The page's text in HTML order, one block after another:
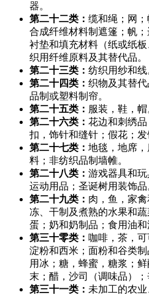
器。
第二十二类： 缆和绳；网
合成纤维材料制遮篷；帆
衬垫和填充材料（纸或纸
织用纤维原料及其替代品。
第二十三类： 纺织用纱和线
第二十四类： 织物及其替
品制或塑料制帘。
第二十五类： 服装，鞋，帽
第二十六类： 花边和刺绣
扣，饰针和缝针；假花；发
第二十七类： 地毯，地席
料；非纺织品制墙帷。
第二十八类： 游戏器具和
运动用品；圣诞树用装饰品
第二十九类： 肉，鱼，家
冻、干制及煮熟的水果和
蛋；奶和奶制品；食用油和
第三十零类： 咖啡，茶，
淀粉和西米；面粉和谷类
用冰；糖，蜂蜜，糖浆；
末；醋，沙司（调味品）；
第三十一类： 未加工的农